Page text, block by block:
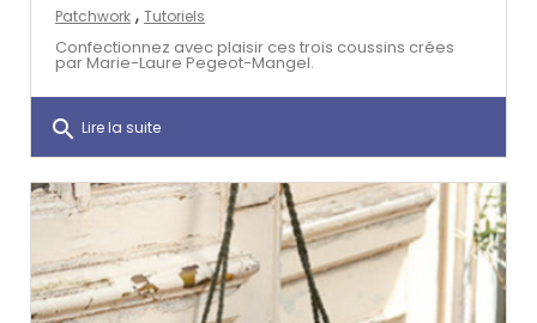
Patchwork , Tutoriels
Confectionnez avec plaisir ces trois coussins crées
par Marie-Laure Pegeot-Mangel.
search Lire la suite